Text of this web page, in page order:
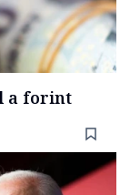
a forint